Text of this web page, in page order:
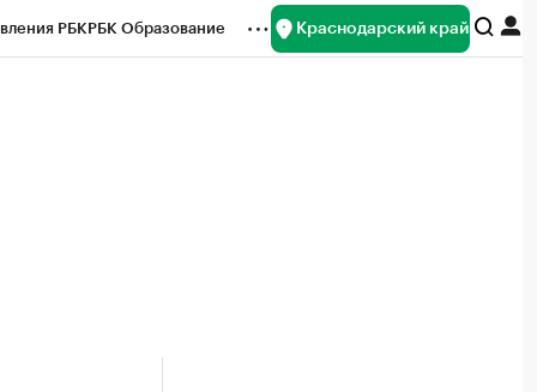
РБКРБК Образование Краснодарский край